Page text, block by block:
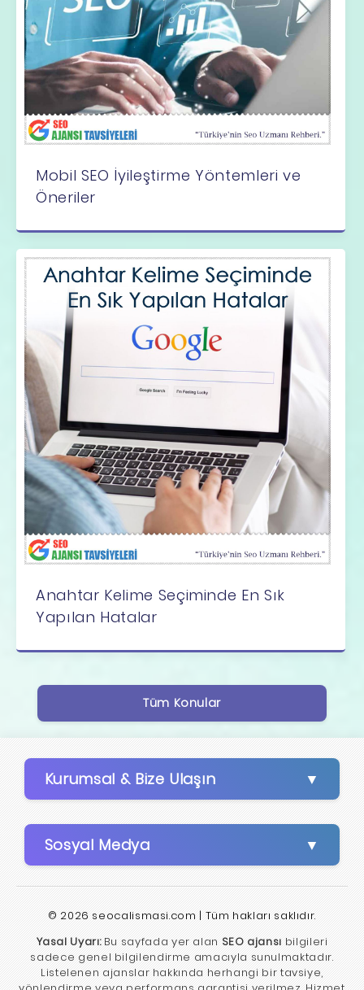
Mobil SEO İyileştirme Yöntemleri ve
Öneriler
Anahtar Kelime Seçiminde En Sık
Yapılan Hatalar
Tüm Konular
Kurumsal & Bize Ulaşın
Sosyal Medya
© 2026 seocalismasi.com | Tüm hakları saklıdır.
Yasal Uyarı:Bu sayfada yer alan SEO ajansı bilgileri
sadece genel bilgilendirme amacıyla sunulmaktadır.
Listelenen ajanslar hakkında herhangi bir tavsiye,